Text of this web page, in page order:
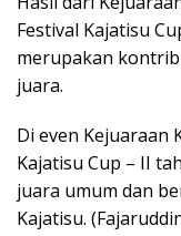
Festival Kajatisu
merupakan
juara.
Di even Kejuaraan
Kajatisu Cup – II
juara umum dan
Kajatisu.